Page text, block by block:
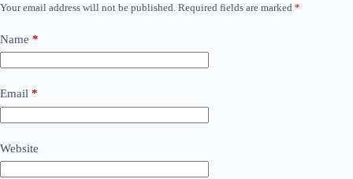
Your email address will not be published. Required fields are marked *
Name *
Email *
Website